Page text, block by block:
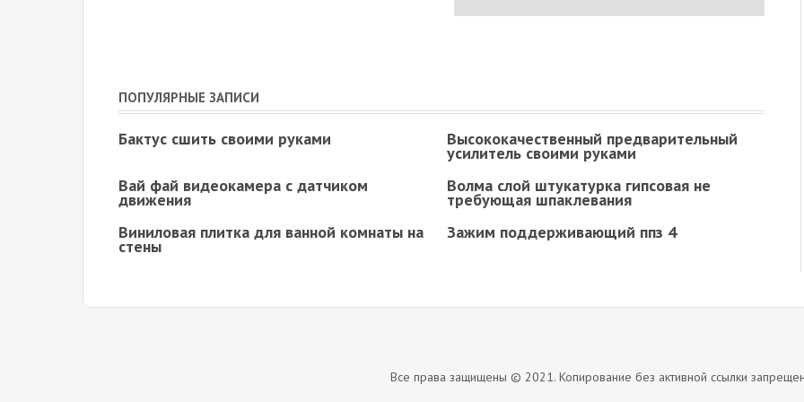
ПОПУЛЯРНЫЕ ЗАПИСИ
Бактус сшить своими руками Высококачественный предварительный
усилитель своими руками
Вай фай видеокамера с датчиком
движения
Волма слой штукатурка гипсовая не
требующая шпаклевания
Виниловая плитка для ванной комнаты на
стены
Зажим поддерживающий ппз 4
Все права защищены © 2021. Копирование без активной ссылки